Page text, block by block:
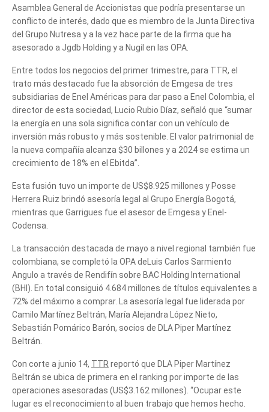
Asamblea General de Accionistas que podría presentarse un
conflicto de interés, dado que es miembro de la Junta Directiva
del Grupo Nutresa y a la vez hace parte de la firma que ha
asesorado a Jgdb Holding y a Nugil en las OPA.
Entre todos los negocios del primer trimestre, para TTR, el
trato más destacado fue la absorción de Emgesa de tres
subsidiarias de Enel Américas para dar paso a Enel Colombia, el
director de esta sociedad, Lucio Rubio Díaz, señaló que “sumar
la energía en una sola significa contar con un vehículo de
inversión más robusto y más sostenible. El valor patrimonial de
la nueva compañía alcanza $30 billones y a 2024 se estima un
crecimiento de 18% en el Ebitda”.
Esta fusión tuvo un importe de US$8.925 millones y Posse
Herrera Ruiz brindó asesoría legal al Grupo Energía Bogotá,
mientras que Garrigues fue el asesor de Emgesa y Enel-
Codensa.
La transacción destacada de mayo a nivel regional también fue
colombiana, se completó la OPA deLuis Carlos Sarmiento
Angulo a través de Rendifín sobre BAC Holding International
(BHI). En total consiguió 4.684 millones de títulos equivalentes a
72% del máximo a comprar. La asesoría legal fue liderada por
Camilo Martínez Beltrán, María Alejandra López Nieto,
Sebastián Pomárico Barón, socios de DLA Piper Martínez
Beltrán.
Con corte a junio 14, TTR reportó que DLA Piper Martínez
Beltrán se ubica de primera en el ranking por importe de las
operaciones asesoradas (US$3.162 millones). “Ocupar este
lugar es el reconocimiento al buen trabajo que hemos hecho.